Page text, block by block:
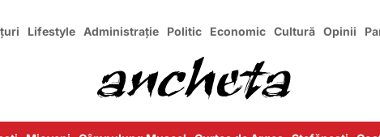
Lifestyle Administrație Politic Economic Cultură Opinii